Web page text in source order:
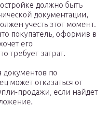
должно быть
документации,
учесть этот момент.
покупатель, оформив в
его
требует затрат.
по
может отказаться от
продажи, если найдет